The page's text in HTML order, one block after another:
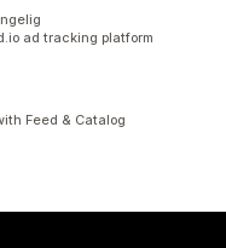
ad tracking platform
Feed & Catalog